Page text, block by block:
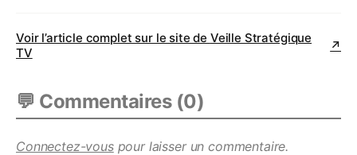
Voir l’article complet sur le site de Veille Stratégique
TV
↗
💬 Commentaires (0)
Connectez-vouspour laisser un commentaire.